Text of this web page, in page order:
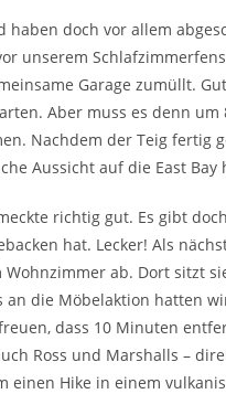
haben doch vor allem
unserem
Garage zumüllt.
Aber muss es denn
Nachdem der Teig
Aussicht auf die East Bay
richtig gut. Es gibt
hat. Lecker! Als
Wohnzimmer ab. Dort sitzt
die Möbelaktion hatten
dass 10 Minuten
Ross und Marshalls –
Hike in einem